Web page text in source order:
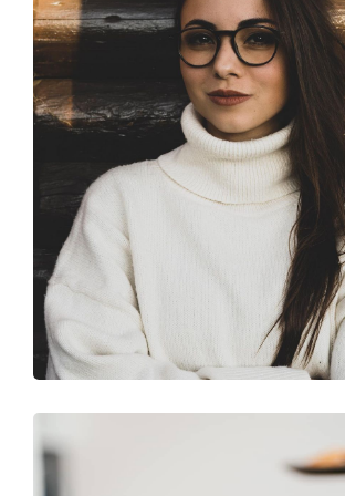
Verstellbare Nasenpads:
Sonnenclip:
Accessories
Reinigungstuch:
Ja
Weiteres
Sex:
Kategorie:
Marke:
Code: